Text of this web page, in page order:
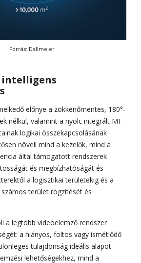
Forrás: Dallmeier
intelligens
előnye a zökkenőmentes, 180°-
nélkül, valamint a nyolc integrált MI-
logikai összekapcsolásának
növeli mind a kezelők, mind a
által támogatott rendszerek
és megbízhatóságát és
a logisztikai területekig és a
terület rögzítését és
a legtöbb videoelemző rendszer
a hiányos, foltos vagy ismétlődő
tulajdonság ideális alapot
lehetőségekhez, mind a